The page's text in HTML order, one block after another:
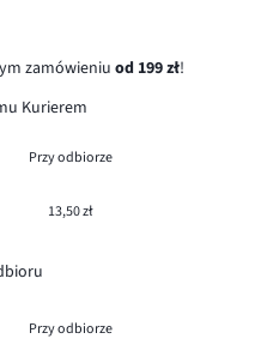
zamówieniu od 199 zł!
Kurierem
Przy odbiorze
13,50 zł
Przy odbiorze